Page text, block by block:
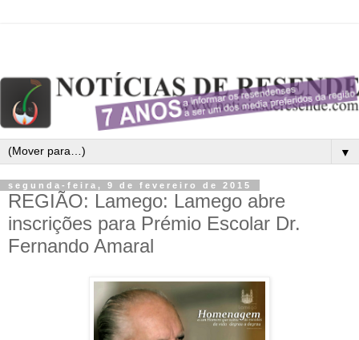
▼
segunda-feira, 9 de fevereiro de 2015
REGIÃO: Lamego: Lamego abre
inscrições para Prémio Escolar Dr.
Fernando Amaral